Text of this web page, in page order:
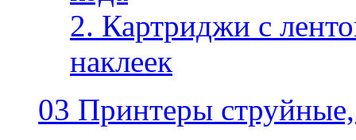
2. Картриджи с
наклеек
03 Принтеры